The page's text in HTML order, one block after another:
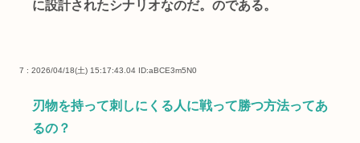
に設計されたシナリオなのだ。のである。
7 : 2026/04/18(土) 15:17:43.04 ID:aBCE3m5N0
刃物を持って刺しにくる人に戦って勝つ方法ってあ
るの？